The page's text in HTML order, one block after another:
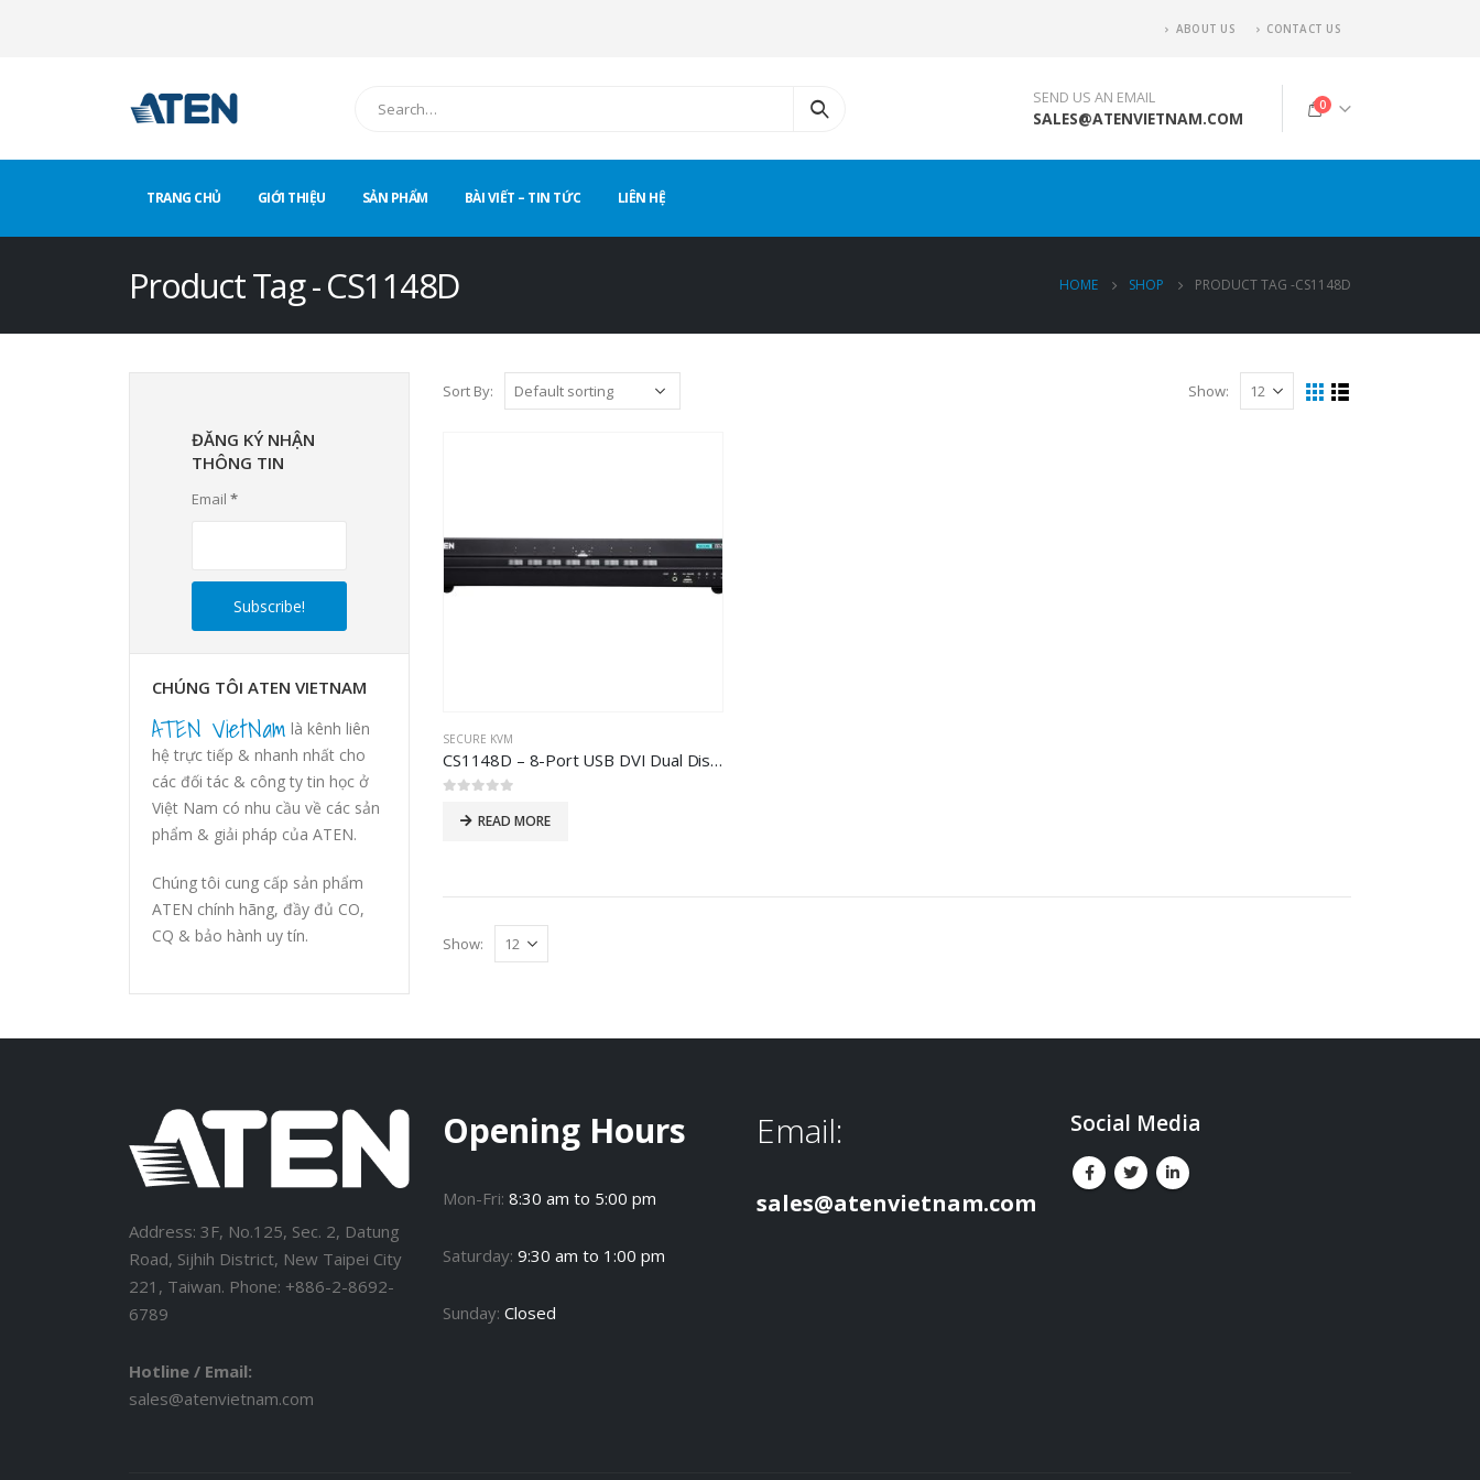
ABOUT US CONTACT US
SEND US AN EMAIL
SALES@ATENVIETNAM.COM
0
TRANG CHỦ GIỚI THIỆU SẢN PHẨM BÀI VIẾT – TIN TỨC LIÊN HỆ
Product Tag - CS1148D HOME SHOP PRODUCT TAG -CS1148D
Sort By: Show:
SECURE KVM
CS1148D – 8-Port USB DVI Dual Display Secure KVM Switch (PSS PP v3.0 Compliant)
READ MORE
Show:
ĐĂNG KÝ NHẬN
THÔNG TIN
Email *
CHÚNG TÔI ATEN VIETNAM
ATEN VietNam là kênh liên
hệ trực tiếp & nhanh nhất cho
các đối tác & công ty tin học ở
Việt Nam có nhu cầu về các sản
phẩm & giải pháp của ATEN.
Chúng tôi cung cấp sản phẩm
ATEN chính hãng, đầy đủ CO,
CQ & bảo hành uy tín.
Address: 3F, No.125, Sec. 2, Datung
Road, Sijhih District, New Taipei City
221, Taiwan. Phone: +886-2-8692-
6789
Hotline / Email:
sales@atenvietnam.com
Opening Hours
Mon-Fri: 8:30 am to 5:00 pm
Saturday: 9:30 am to 1:00 pm
Sunday: Closed
Email:
sales@atenvietnam.com
Social Media